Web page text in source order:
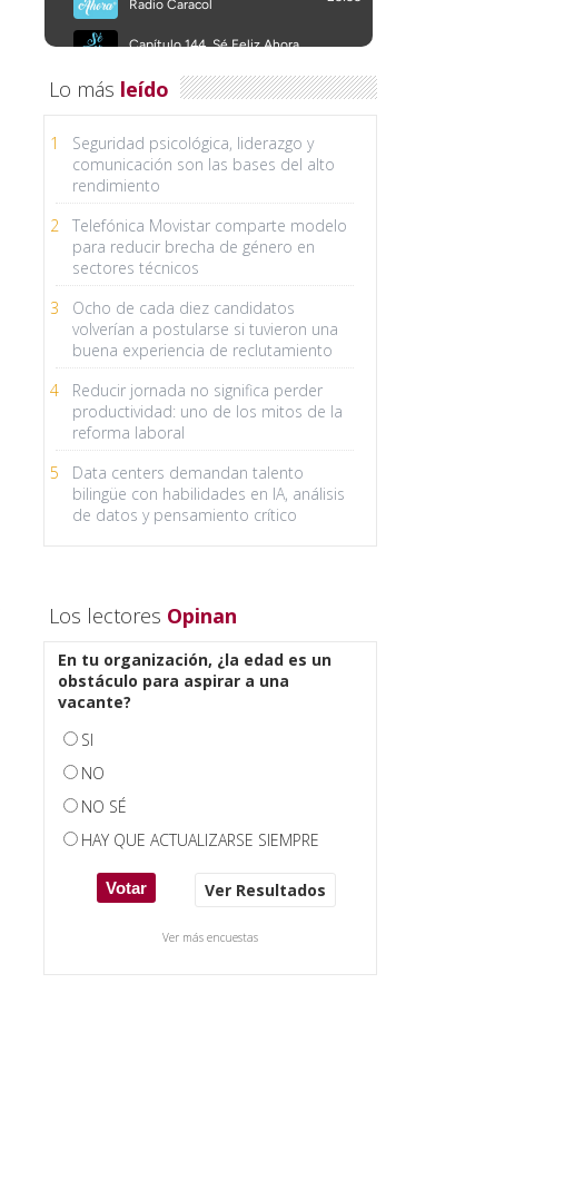
Lo más leído
1
Seguridad psicológica, liderazgo y
comunicación son las bases del alto
rendimiento
2
Telefónica Movistar comparte modelo
para reducir brecha de género en
sectores técnicos
3
Ocho de cada diez candidatos
volverían a postularse si tuvieron una
buena experiencia de reclutamiento
4
Reducir jornada no significa perder
productividad: uno de los mitos de la
reforma laboral
5
Data centers demandan talento
bilingüe con habilidades en IA, análisis
de datos y pensamiento crítico
Los lectores Opinan
En tu organización, ¿la edad es un
obstáculo para aspirar a una
vacante?
SI
NO
NO SÉ
HAY QUE ACTUALIZARSE SIEMPRE
Ver Resultados
Ver más encuestas